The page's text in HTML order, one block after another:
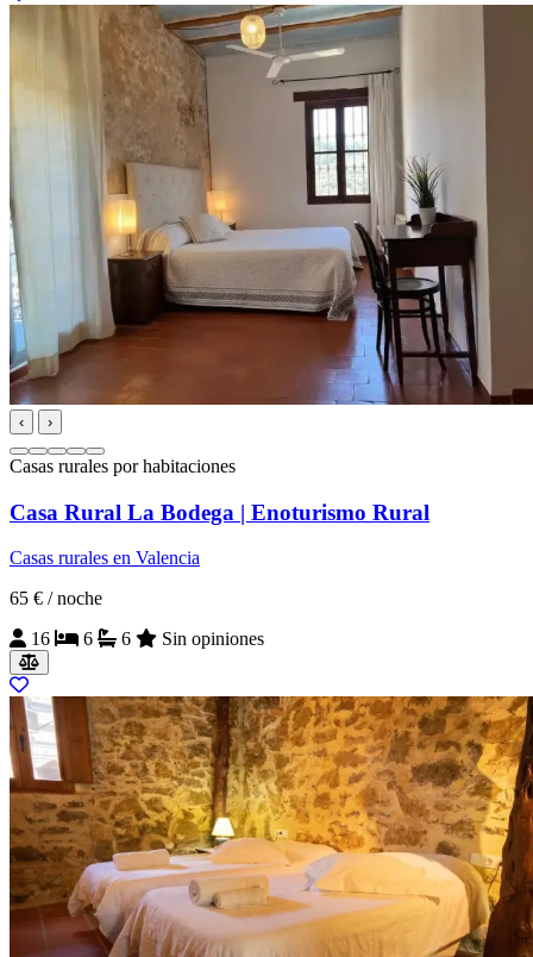
‹ ›
Casas rurales por habitaciones
Casa Rural La Bodega | Enoturismo Rural
Casas rurales en Valencia
65 € / noche
16
6 6 Sin opiniones